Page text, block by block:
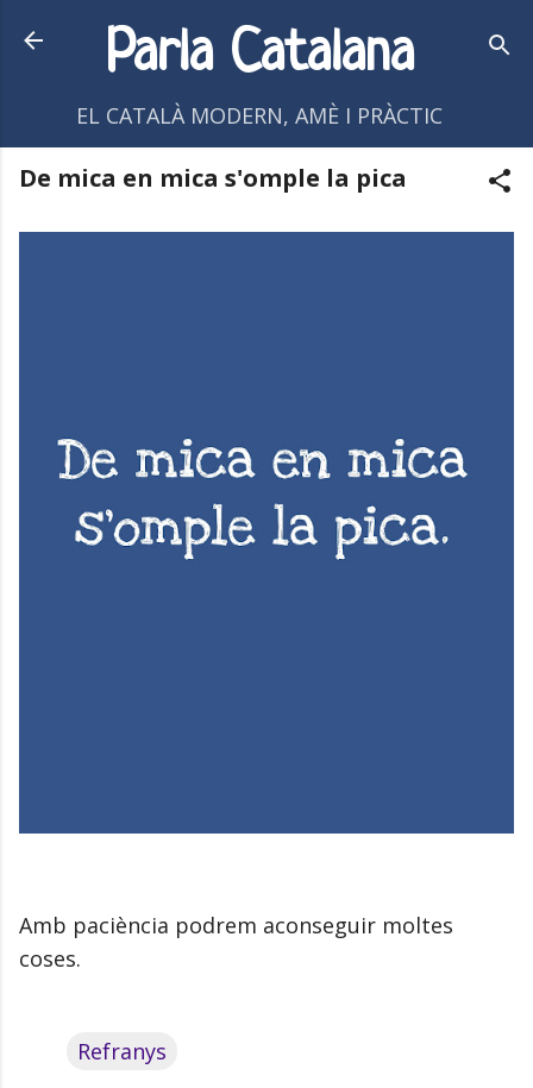
Salta al contingut principal
Parla Catalana
EL CATALÀ MODERN, AMÈ I PRÀCTIC
De mica en mica s'omple la pica
Amb paciència podrem aconseguir moltes
coses.
Refranys